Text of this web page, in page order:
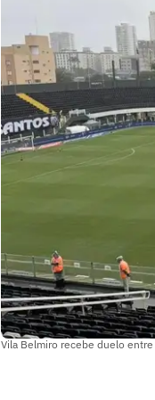
Vila Belmiro recebe duelo